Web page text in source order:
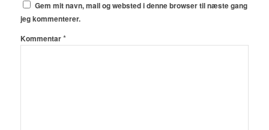
Gem mit navn, mail og websted i denne browser til næste gang
jeg kommenterer.
Kommentar*